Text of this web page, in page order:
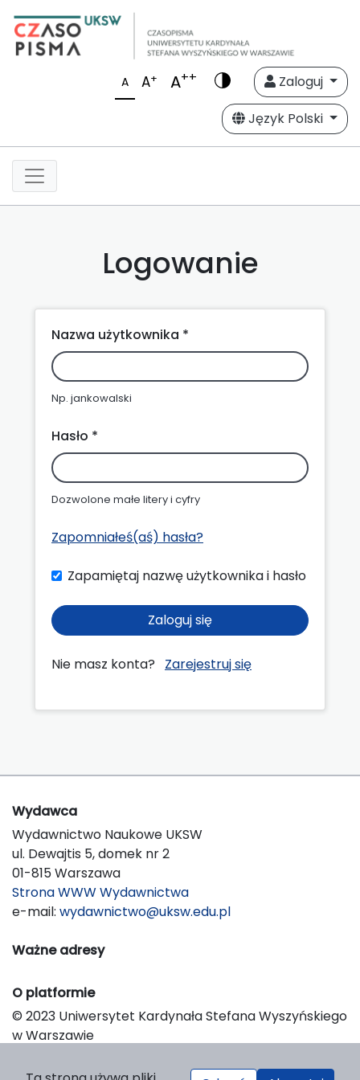
A A+ A++
Zaloguj
Język Polski
Logowanie
Nazwa użytkownika *
Np. jankowalski
Hasło *
Dozwolone małe litery i cyfry
Zapomniałeś(aś) hasła?
Zapamiętaj nazwę użytkownika i hasło
Zaloguj się
Nie masz konta? Zarejestruj się
Wydawca
Wydawnictwo Naukowe UKSW
ul. Dewajtis 5, domek nr 2
01-815 Warszawa
Strona WWW Wydawnictwa
e-mail: wydawnictwo@uksw.edu.pl
Ważne adresy
O platformie
© 2023 Uniwersytet Kardynała Stefana Wyszyńskiego
w Warszawie
Platform & Workflow by OJS/PKP